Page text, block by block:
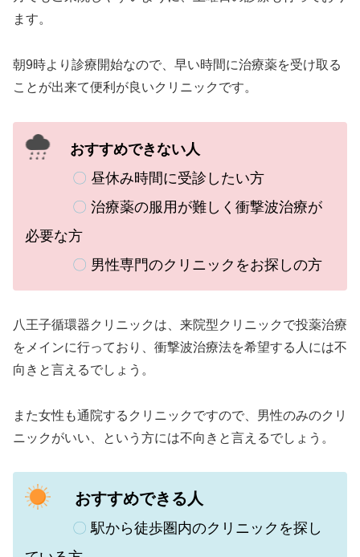
ます。
朝9時より診療開始なので、早い時間に治療薬を受け取る
ことが出来て便利が良いクリニックです。
おすすめできない人
〇 昼休み時間に受診したい方
〇 治療薬の服用が難しく衝撃波治療が
必要な方
〇 男性専門のクリニックをお探しの方
八王子循環器クリニックは、来院型クリニックで投薬治療
をメインに行っており、衝撃波治療法を希望する人には不
向きと言えるでしょう。
また女性も通院するクリニックですので、男性のみのクリ
ニックがいい、という方には不向きと言えるでしょう。
おすすめできる人
〇駅から徒歩圏内のクリニックを探し